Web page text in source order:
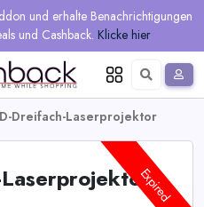
und erhalte Benachrichtigungen
und Cashback. Klicke hier
Dreifach-Laserprojektor
Expired